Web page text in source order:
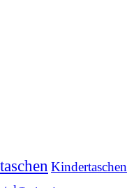
Kindertaschen